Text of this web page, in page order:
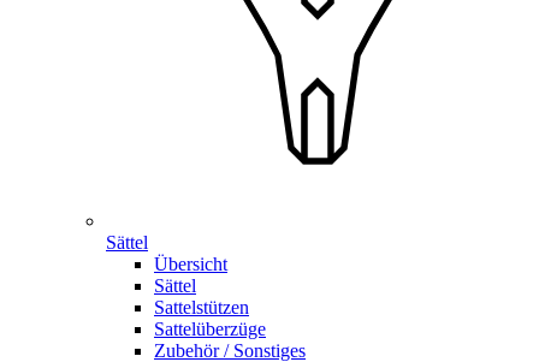
Sättel
Übersicht
Sättel
Sattelstützen
Sattelüberzüge
Zubehör / Sonstiges